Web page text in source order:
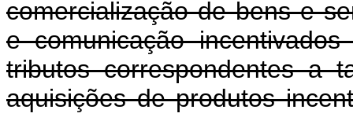
comercialização de bens e
e comunicação
tributos correspondentes a
aquisições de produtos